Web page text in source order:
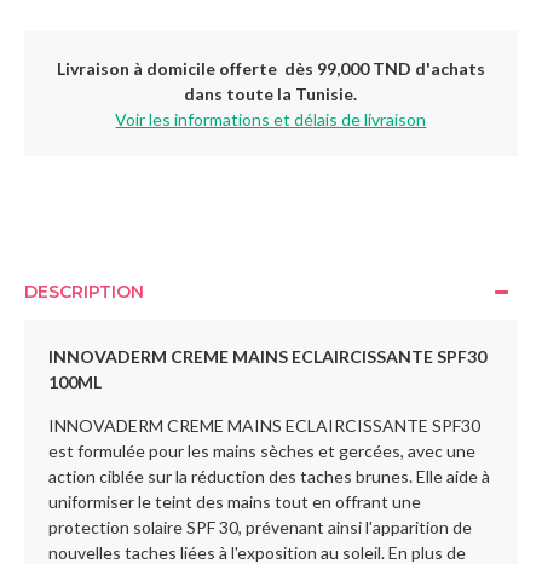
Livraison à domicile offerte dès 99,000 TND d'achats
dans toute la Tunisie.
Voir les informations et délais de livraison
DESCRIPTION
INNOVADERM CREME MAINS ECLAIRCISSANTE SPF30
100ML
INNOVADERM CREME MAINS ECLAIRCISSANTE SPF30
est formulée pour les mains sèches et gercées, avec une
action ciblée sur la réduction des taches brunes. Elle aide à
uniformiser le teint des mains tout en offrant une
protection solaire SPF 30, prévenant ainsi l'apparition de
nouvelles taches liées à l'exposition au soleil. En plus de